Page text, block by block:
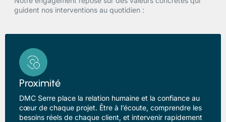
guident nos interventions au quotidien :
Proximité
DMC Serre place la relation humaine et la confiance au
cœur de chaque projet. Être à l’écoute, comprendre les
besoins réels de chaque client, et intervenir rapidement